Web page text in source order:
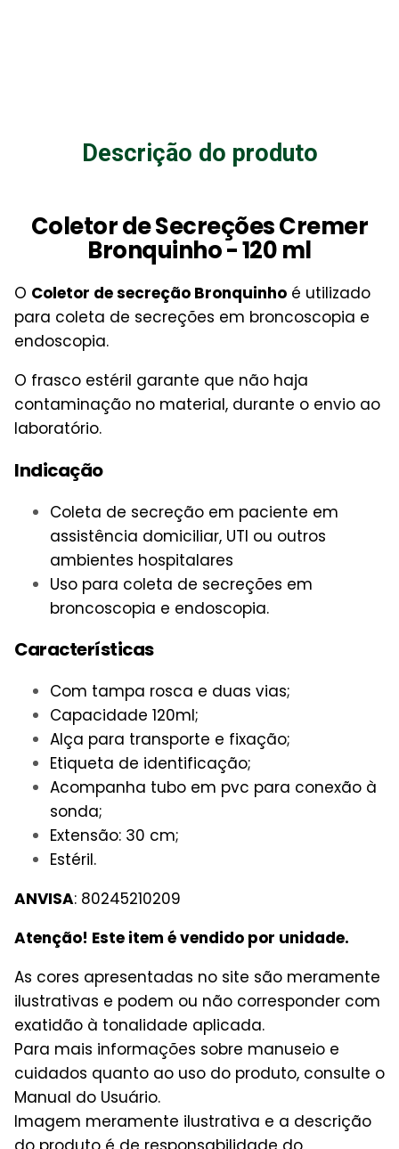
Descrição do produto
Coletor de Secreções Cremer
Bronquinho - 120 ml
O Coletor de secreção Bronquinho é utilizado
para coleta de secreções em broncoscopia e
endoscopia.
O frasco estéril garante que não haja
contaminação no material, durante o envio ao
laboratório.
Indicação
Coleta de secreção em paciente em
assistência domiciliar, UTI ou outros
ambientes hospitalares
Uso para coleta de secreções em
broncoscopia e endoscopia.
Características
Com tampa rosca e duas vias;
Capacidade 120ml;
Alça para transporte e fixação;
Etiqueta de identificação;
Acompanha tubo em pvc para conexão à
sonda;
Extensão: 30 cm;
Estéril.
ANVISA: 80245210209
Atenção! Este item é vendido por unidade.
As cores apresentadas no site são meramente
ilustrativas e podem ou não corresponder com
exatidão à tonalidade aplicada.
Para mais informações sobre manuseio e
cuidados quanto ao uso do produto, consulte o
Manual do Usuário.
Imagem meramente ilustrativa e a descrição